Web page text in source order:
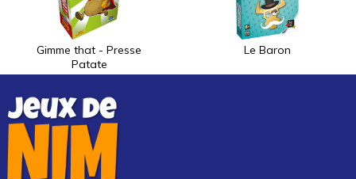
Gimme that - Presse
Patate
Le Baron